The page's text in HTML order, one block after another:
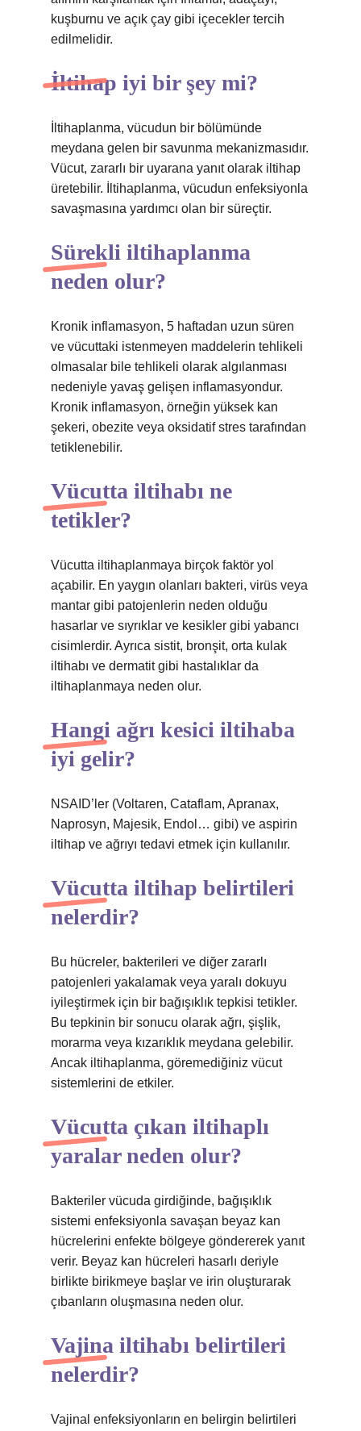
kuşburnu ve açık çay gibi içecekler tercih
edilmelidir.
İltihap iyi bir şey mi?
İltihaplanma, vücudun bir bölümünde
meydana gelen bir savunma mekanizmasıdır.
Vücut, zararlı bir uyarana yanıt olarak iltihap
üretebilir. İltihaplanma, vücudun enfeksiyonla
savaşmasına yardımcı olan bir süreçtir.
Sürekli iltihaplanma
neden olur?
Kronik inflamasyon, 5 haftadan uzun süren
ve vücuttaki istenmeyen maddelerin tehlikeli
olmasalar bile tehlikeli olarak algılanması
nedeniyle yavaş gelişen inflamasyondur.
Kronik inflamasyon, örneğin yüksek kan
şekeri, obezite veya oksidatif stres tarafından
tetiklenebilir.
Vücutta iltihabı ne
tetikler?
Vücutta iltihaplanmaya birçok faktör yol
açabilir. En yaygın olanları bakteri, virüs veya
mantar gibi patojenlerin neden olduğu
hasarlar ve sıyrıklar ve kesikler gibi yabancı
cisimlerdir. Ayrıca sistit, bronşit, orta kulak
iltihabı ve dermatit gibi hastalıklar da
iltihaplanmaya neden olur.
Hangi ağrı kesici iltihaba
iyi gelir?
NSAID’ler (Voltaren, Cataflam, Apranax,
Naprosyn, Majesik, Endol… gibi) ve aspirin
iltihap ve ağrıyı tedavi etmek için kullanılır.
Vücutta iltihap belirtileri
nelerdir?
Bu hücreler, bakterileri ve diğer zararlı
patojenleri yakalamak veya yaralı dokuyu
iyileştirmek için bir bağışıklık tepkisi tetikler.
Bu tepkinin bir sonucu olarak ağrı, şişlik,
morarma veya kızarıklık meydana gelebilir.
Ancak iltihaplanma, göremediğiniz vücut
sistemlerini de etkiler.
Vücutta çıkan iltihaplı
yaralar neden olur?
Bakteriler vücuda girdiğinde, bağışıklık
sistemi enfeksiyonla savaşan beyaz kan
hücrelerini enfekte bölgeye göndererek yanıt
verir. Beyaz kan hücreleri hasarlı deriyle
birlikte birikmeye başlar ve irin oluşturarak
çıbanların oluşmasına neden olur.
Vajina iltihabı belirtileri
nelerdir?
Vajinal enfeksiyonların en belirgin belirtileri